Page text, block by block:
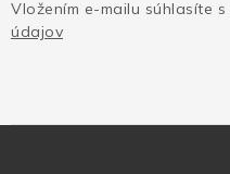
Vložením e-mailu súhlasíte s
údajov